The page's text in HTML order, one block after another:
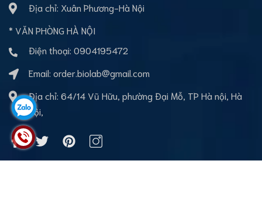
Địa chỉ: Xuân Phương-Hà Nội
* VĂN PHÒNG HÀ NỘI
Điện thoại: 0904195472
Email: order.biolab@gmail.com
Địa chỉ: 64/14 Vũ Hữu, phường Đại Mỗ, TP Hà nội, Hà
Nội,